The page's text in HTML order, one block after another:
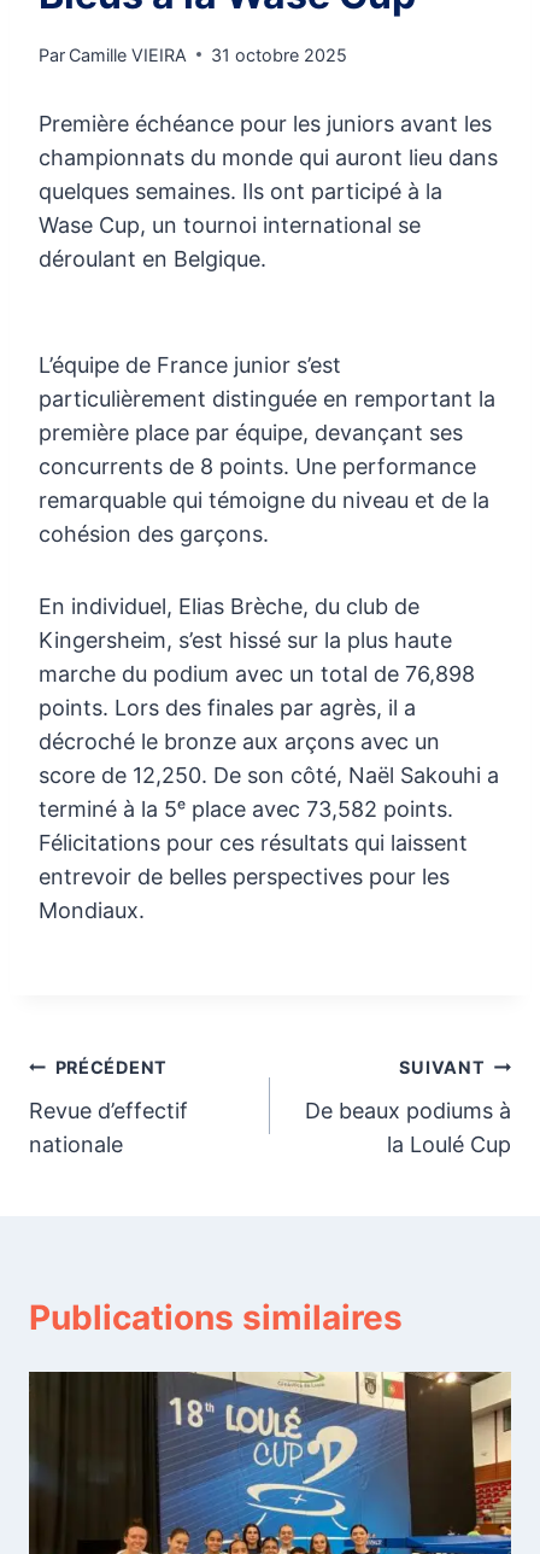
Par Camille VIEIRA 31 octobre 2025
Première échéance pour les juniors avant les
championnats du monde qui auront lieu dans
quelques semaines. Ils ont participé à la
Wase Cup, un tournoi international se
déroulant en Belgique.
L’équipe de France junior s’est
particulièrement distinguée en remportant la
première place par équipe, devançant ses
concurrents de 8 points. Une performance
remarquable qui témoigne du niveau et de la
cohésion des garçons.
En individuel, Elias Brèche, du club de
Kingersheim, s’est hissé sur la plus haute
marche du podium avec un total de 76,898
points. Lors des finales par agrès, il a
décroché le bronze aux arçons avec un
score de 12,250. De son côté, Naël Sakouhi a
terminé à la 5ᵉ place avec 73,582 points.
Félicitations pour ces résultats qui laissent
entrevoir de belles perspectives pour les
Mondiaux.
Navigation
de
PRÉCÉDENT
Revue d’effectif
nationale
SUIVANT
De beaux podiums à
la Loulé Cup
Publications similaires